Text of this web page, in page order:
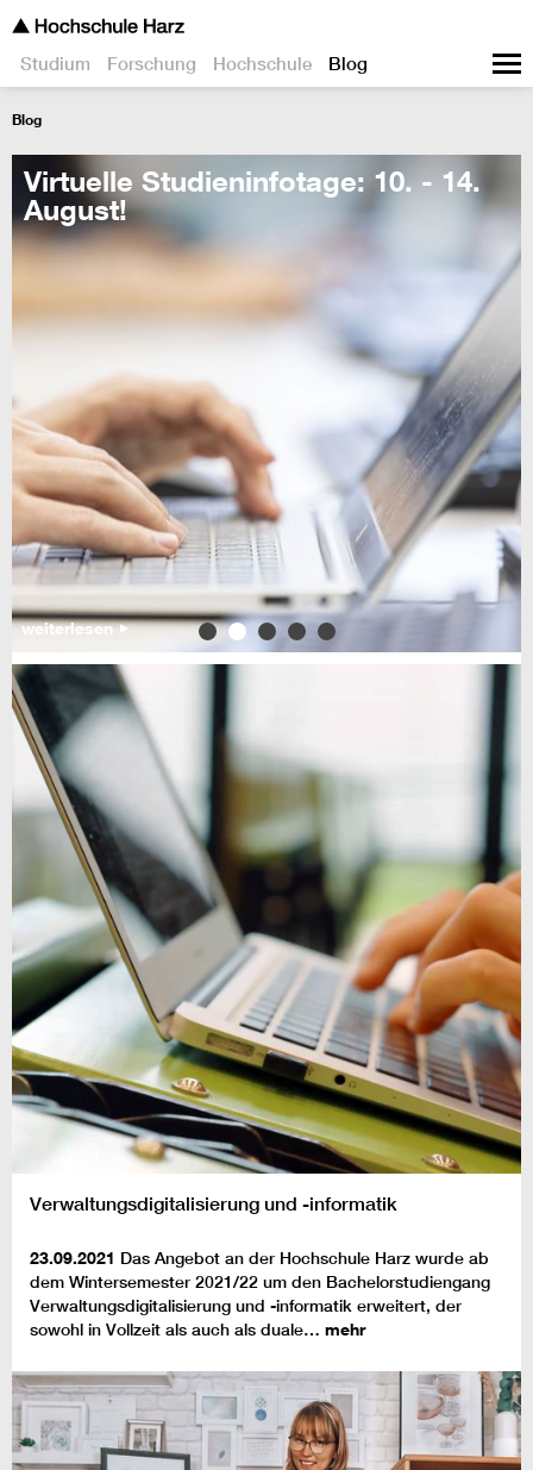
Studium Forschung Hochschule Blog
Blog
Virtuelle Studieninfotage: 10. - 14.
August!
weiterlesen
Verwaltungsdigitalisierung und -informatik
23.09.2021 Das Angebot an der Hochschule Harz wurde ab
dem Wintersemester 2021/22 um den Bachelorstudiengang
Verwaltungsdigitalisierung und -informatik erweitert, der
sowohl in Vollzeit als auch als duale… mehr